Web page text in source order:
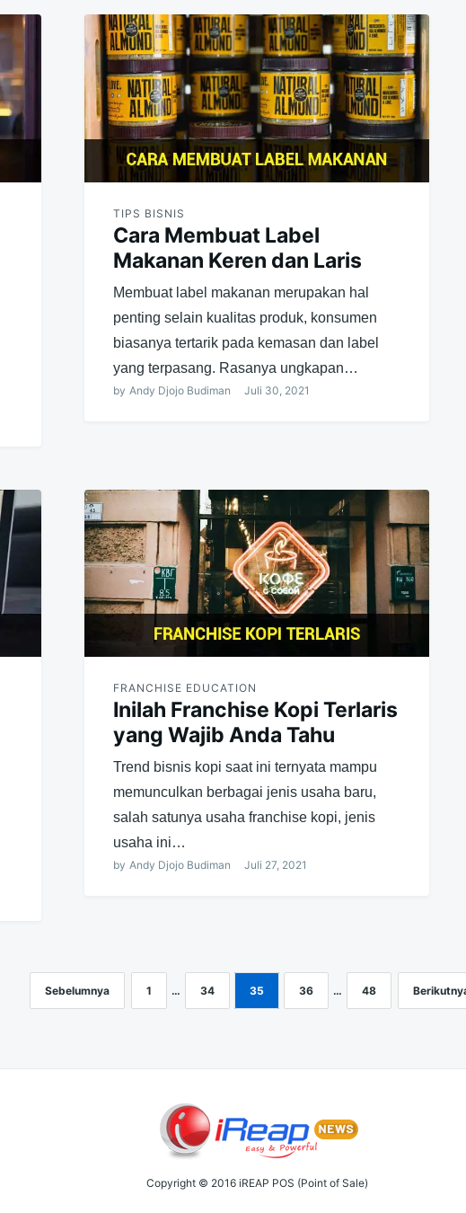
TIPS BISNIS
Cara Membuat Label
Makanan Keren dan Laris
Membuat label makanan merupakan hal
penting selain kualitas produk, konsumen
biasanya tertarik pada kemasan dan label
yang terpasang. Rasanya ungkapan…
by Andy Djojo Budiman Juli 30, 2021
FRANCHISE EDUCATION
Inilah Franchise Kopi Terlaris
yang Wajib Anda Tahu
Trend bisnis kopi saat ini ternyata mampu
memunculkan berbagai jenis usaha baru,
salah satunya usaha franchise kopi, jenis
usaha ini…
by Andy Djojo Budiman Juli 27, 2021
Sebelumnya 1 … 34 35 36 … 48
Copyright © 2016 iREAP POS (Point of Sale)